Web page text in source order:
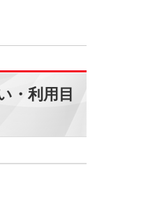
・利用目